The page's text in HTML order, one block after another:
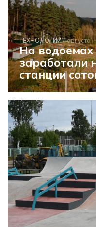
ТЕХНОЛОГИИ7 августа
На водоемах
заработали
станции